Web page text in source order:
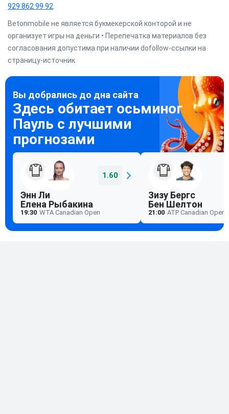
929 862 99 92
Betonmobile не является букмекерской конторой и не
организует игры на деньги • Перепечатка материалов без
согласования допустима при наличии dofollow-ссылки на
страницу-источник
1.60
Энн Ли
Елена Рыбакина
19:30 WTA Canadian Open
Зизу Бергс
Бен Шелтон
21:00 ATP Canadian Open